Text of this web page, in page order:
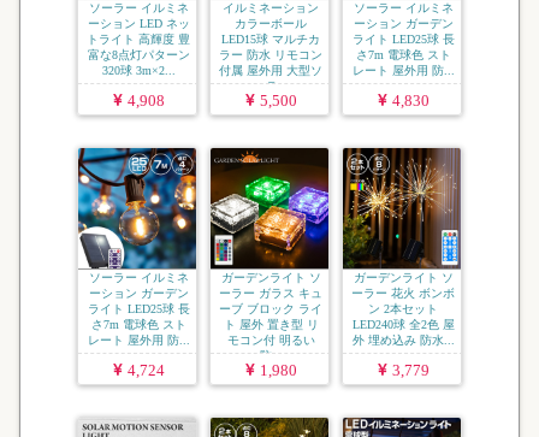
ソーラー イルミネ
ーション LED ネッ
トライト 高輝度 豊
富な8点灯パターン
320球 3m×2...
4,908
イルミネーション
カラーボール
LED15球 マルチカ
ラー 防水 リモコン
付属 屋外用 大型ソ
ーラ...
5,500
ソーラー イルミネ
ーション ガーデン
ライト LED25球 長
さ7m 電球色 スト
レート 屋外用 防...
4,830
ソーラー イルミネ
ーション ガーデン
ライト LED25球 長
さ7m 電球色 スト
レート 屋外用 防...
4,724
ガーデンライト ソ
ーラー ガラス キュ
ーブ ブロック ライ
ト 屋外 置き型 リ
モコン付 明るい
防...
1,980
ガーデンライト ソ
ーラー 花火 ボンボ
ン 2本セット
LED240球 全2色 屋
外 埋め込み 防水...
3,779